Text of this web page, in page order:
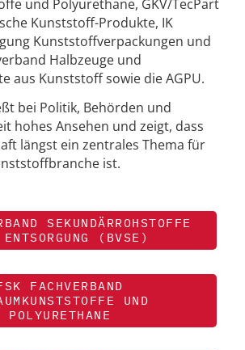
und Polyurethane, GKV/TecPart
Kunststoff-Produkte, IK
Kunststoffverpackungen und
Halbzeuge und
aus Kunststoff sowie die AGPU.
bei Politik, Behörden und
hohes Ansehen und zeigt, dass
längst ein zentrales Thema für
ist.
SEKUNDÄRROHSTOFFE
ENTSORGUNG (BVSE)
FACHVERBAND
UND
POLYURETHANE